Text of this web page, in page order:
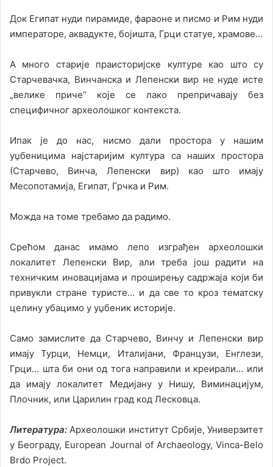
Док Египат нуди пирамиде, фараоне и писмо и Рим нуди
императоре, аквадукте, бојишта, Грци статуе, храмове…
А много старије праисторијске културе као што су
Старчевачка, Винчанска и Лепенски вир не нуде исте
„велике приче“ које се лако препричавају без
специфичног археолошког контекста.
Ипак је до нас, нисмо дали простора у нашим
уџбеницима најстаријим култура са наших простора
(Старчево, Винча, Лепенски вир) као што имају
Месопотамија, Египат, Грчка и Рим.
Можда на томе требамо да радимо.
Срећом данас имамо лепо изграђен археолошки
локалитет Лепенски Вир, али треба још радити на
техничким иновацијама и проширењу садржаја који би
привукли стране туристе… и да све то кроз тематску
целину убацимо у уџбеник историје.
Само замислите да Старчево, Винчу и Лепенски вир
имају Турци, Немци, Италијани, Французи, Енглези,
Грци… шта би они од тога направили и креирали… или
да имају локалитет Медијану у Нишу, Виминацијум,
Плочник, или Царилин град код Лесковца.
Литература: Археолошки институт Србије, Универзитет
у Београду, European Journal of Archaeology, Vinca-Belo
Brdo Project.